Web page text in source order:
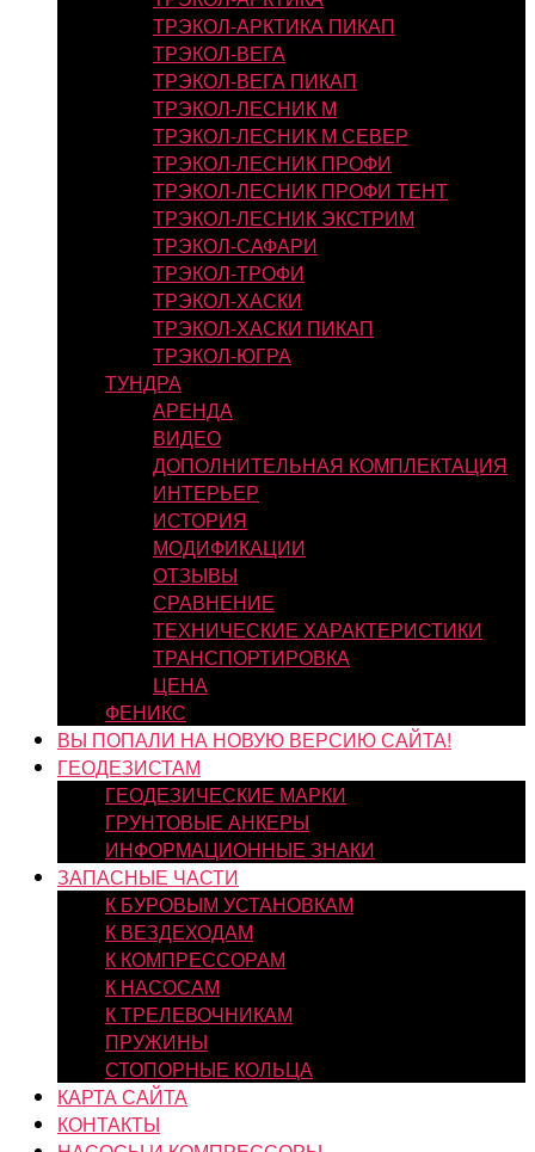
ТРЭКОЛ-АРКТИКА ПИКАП
ТРЭКОЛ-ВЕГА
ТРЭКОЛ-ВЕГА ПИКАП
ТРЭКОЛ-ЛЕСНИК М
ТРЭКОЛ-ЛЕСНИК М СЕВЕР
ТРЭКОЛ-ЛЕСНИК ПРОФИ
ТРЭКОЛ-ЛЕСНИК ПРОФИ ТЕНТ
ТРЭКОЛ-ЛЕСНИК ЭКСТРИМ
ТРЭКОЛ-САФАРИ
ТРЭКОЛ-ТРОФИ
ТРЭКОЛ-ХАСКИ
ТРЭКОЛ-ХАСКИ ПИКАП
ТРЭКОЛ-ЮГРА
ТУНДРА
АРЕНДА
ВИДЕО
ДОПОЛНИТЕЛЬНАЯ КОМПЛЕКТАЦИЯ
ИНТЕРЬЕР
ИСТОРИЯ
МОДИФИКАЦИИ
ОТЗЫВЫ
СРАВНЕНИЕ
ТЕХНИЧЕСКИЕ ХАРАКТЕРИСТИКИ
ТРАНСПОРТИРОВКА
ЦЕНА
ФЕНИКС
ВЫ ПОПАЛИ НА НОВУЮ ВЕРСИЮ САЙТА!
ГЕОДЕЗИСТАМ
ГЕОДЕЗИЧЕСКИЕ МАРКИ
ГРУНТОВЫЕ АНКЕРЫ
ИНФОРМАЦИОННЫЕ ЗНАКИ
ЗАПАСНЫЕ ЧАСТИ
К БУРОВЫМ УСТАНОВКАМ
К ВЕЗДЕХОДАМ
К КОМПРЕССОРАМ
К НАСОСАМ
К ТРЕЛЕВОЧНИКАМ
ПРУЖИНЫ
СТОПОРНЫЕ КОЛЬЦА
КАРТА САЙТА
КОНТАКТЫ